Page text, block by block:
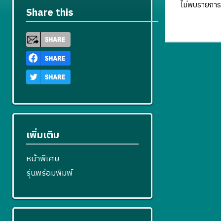
ไม่พบรายกา
Share this
เพิ่มเติม
หน้าพิเศษ
รุ่นพร้อมพิมพ์